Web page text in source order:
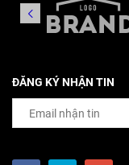
ĐĂNG KÝ NHẬN TIN